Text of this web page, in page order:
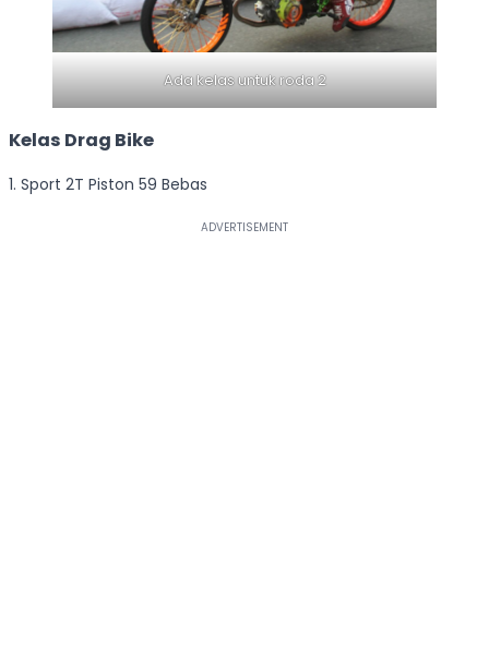
Ada kelas untuk roda 2
Kelas Drag Bike
1. Sport 2T Piston 59 Bebas